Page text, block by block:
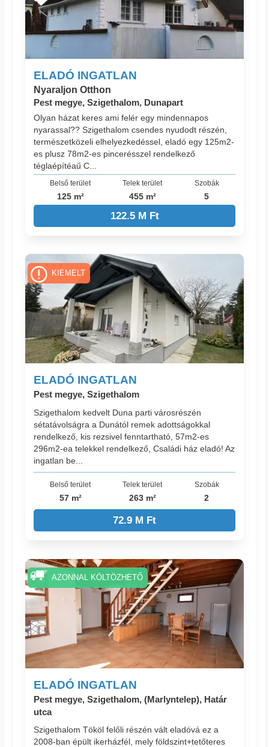
ELADÓ INGATLAN
Nyaraljon Otthon
Pest megye, Szigethalom, Dunapart
Olyan házat keres ami felér egy mindennapos
nyarassal?? Szigethalom csendes nyudodt részén,
természetközeli elhelyezkedéssel, eladó egy 125m2-
es plusz 78m2-es pincerésszel rendelkező
téglaépítéaű C...
Belső terület
125 m²
Telek terület
455 m²
Szobák
5
122.5 M Ft
ELADÓ INGATLAN
Pest megye, Szigethalom
Szigethalom kedvelt Duna parti városrészén
sétatávolságra a Dunától remek adottságokkal
rendelkező, kis rezsivel fenntartható, 57m2-es
296m2-ea telekkel rendelkező, Családi ház eladó! Az
ingatlan be...
Belső terület
57 m²
Telek terület
263 m²
Szobák
2
72.9 M Ft
KIEMELT
ELADÓ INGATLAN
Pest megye, Szigethalom, (Marlyntelep), Határ
utca
Szigethalom Tököl felőli részén vált eladóvá ez a
2008-ban épült ikerházfél, mely földszint+tetőteres
AZONNAL KÖLTÖZHETŐ